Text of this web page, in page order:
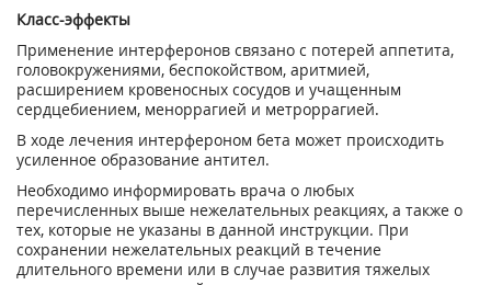
Класс-эффекты
Применение интерферонов связано с потерей аппетита,
головокружениями, беспокойством, аритмией,
расширением кровеносных сосудов и учащенным
сердцебиением, меноррагией и метроррагией.
В ходе лечения интерфероном бета может происходить
усиленное образование антител.
Необходимо информировать врача о любых
перечисленных выше нежелательных реакциях, а также о
тех, которые не указаны в данной инструкции. При
сохранении нежелательных реакций в течение
длительного времени или в случае развития тяжелых